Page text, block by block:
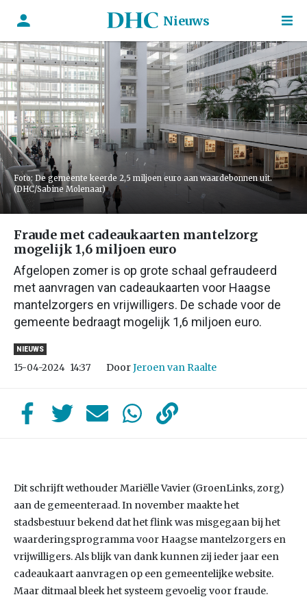
Nieuws
Foto: De gemeente keerde 2,5 miljoen euro aan waardebonnen uit.
(DHC/Sabine Molenaar)
Fraude met cadeaukaarten mantelzorg
mogelijk 1,6 miljoen euro
Afgelopen zomer is op grote schaal gefraudeerd
met aanvragen van cadeaukaarten voor Haagse
mantelzorgers en vrijwilligers. De schade voor de
gemeente bedraagt mogelijk 1,6 miljoen euro.
NIEUWS
15-04-2024 14:37 DoorJeroen van Raalte
Dit schrijft wethouder Mariëlle Vavier (GroenLinks, zorg)
aan de gemeenteraad. In november maakte het
stadsbestuur bekend dat het flink was misgegaan bij het
waarderingsprogramma voor Haagse mantelzorgers en
vrijwilligers. Als blijk van dank kunnen zij ieder jaar een
cadeaukaart aanvragen op een gemeentelijke website.
Maar ditmaal bleek het systeem gevoelig voor fraude.